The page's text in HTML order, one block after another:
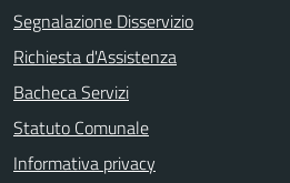
Segnalazione Disservizio
Richiesta d'Assistenza
Bacheca Servizi
Statuto Comunale
Informativa privacy